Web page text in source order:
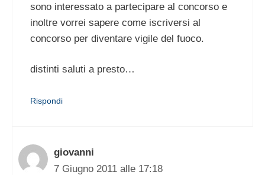
sono interessato a partecipare al concorso e
inoltre vorrei sapere come iscriversi al
concorso per diventare vigile del fuoco.
distinti saluti a presto…
Rispondi
giovanni
7 Giugno 2011 alle 17:18